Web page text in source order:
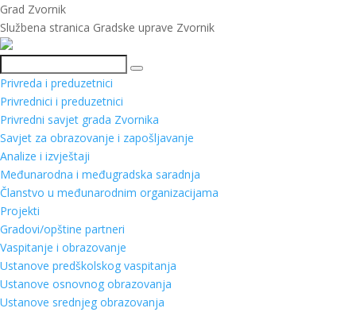
Grad Zvornik
Službena stranica Gradske uprave Zvornik
Pretraga
Privreda i preduzetnici
Privrednici i preduzetnici
Privredni savjet grada Zvornika
Savjet za obrazovanje i zapošljavanje
Analize i izvještaji
Međunarodna i međugradska saradnja
Članstvo u međunarodnim organizacijama
Projekti
Gradovi/opštine partneri
Vaspitanje i obrazovanje
Ustanove predškolskog vaspitanja
Ustanove osnovnog obrazovanja
Ustanove srednjeg obrazovanja